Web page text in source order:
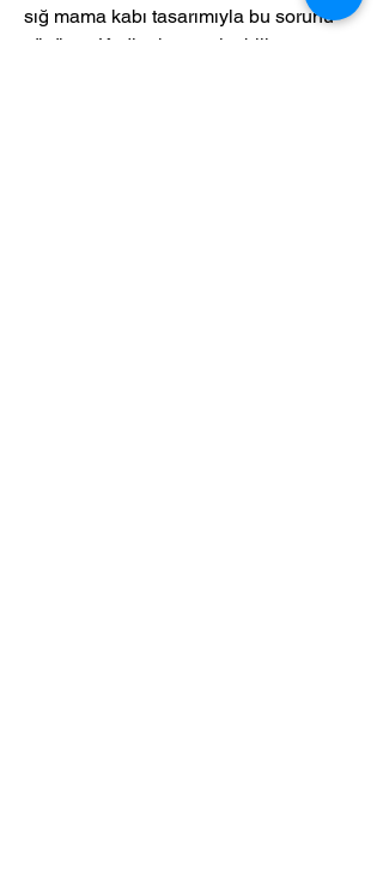
sığ mama kabı tasarımıyla bu sorunu
çözüyor. Kedi rahatça yiyebiliyor.